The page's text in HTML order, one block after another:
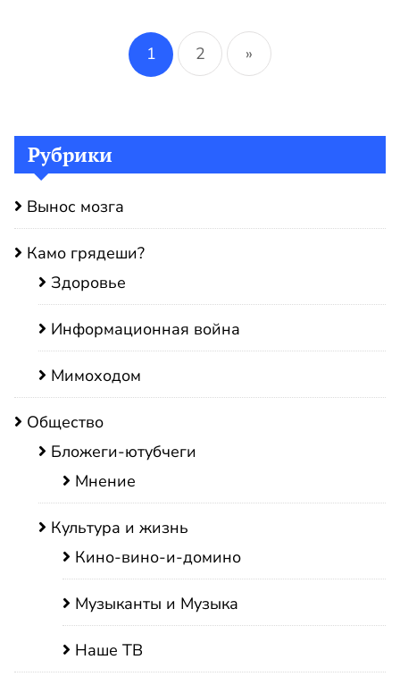
Пагинация
записей
1 2 »
Рубрики
Вынос мозга
Камо грядеши?
Здоровье
Информационная война
Мимоходом
Общество
Бложеги-ютубчеги
Мнение
Культура и жизнь
Кино-вино-и-домино
Музыканты и Музыка
Наше ТВ